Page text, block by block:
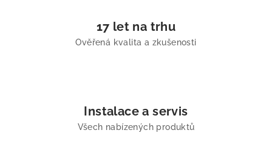
17 let na trhu
Ověřená kvalita a zkušenosti
Instalace a servis
Všech nabízených produktů